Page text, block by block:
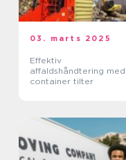
03. marts 2025
Effektiv
affaldshåndtering med
container tilter